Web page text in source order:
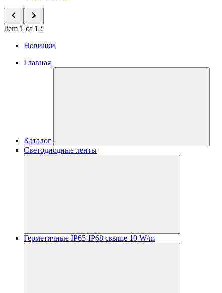
Item 1 of 12
Новинки
Главная
Каталог
Светодиодные ленты
Герметичные IP65-IP68 свыше 10 W/m